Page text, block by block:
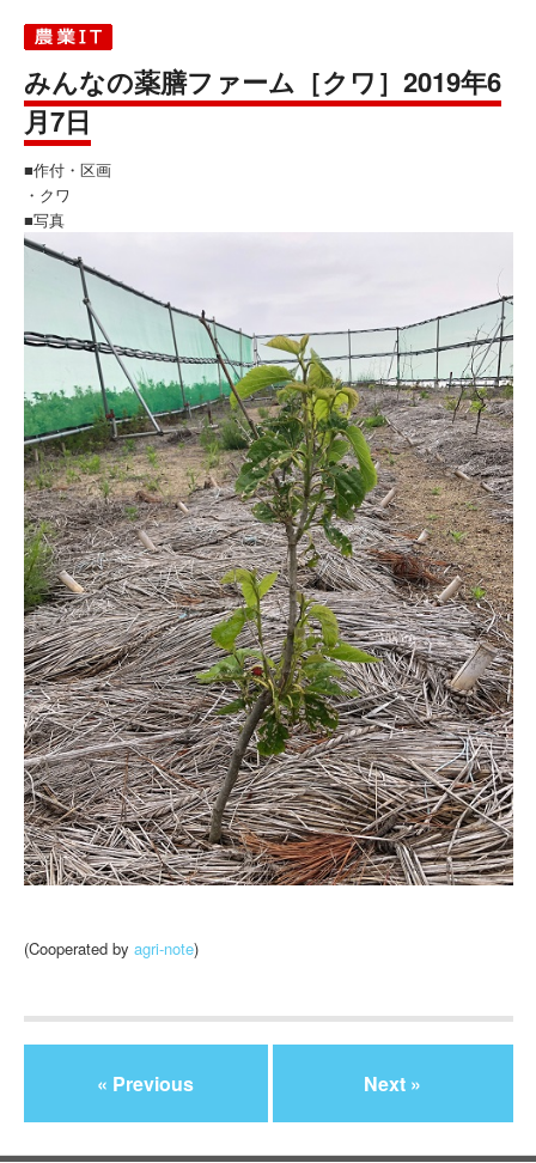
みんなの薬膳ファーム［クワ］2019年6
月7日
■作付・区画
・クワ
■写真
(Cooperated by agri-note)
« Previous Next »